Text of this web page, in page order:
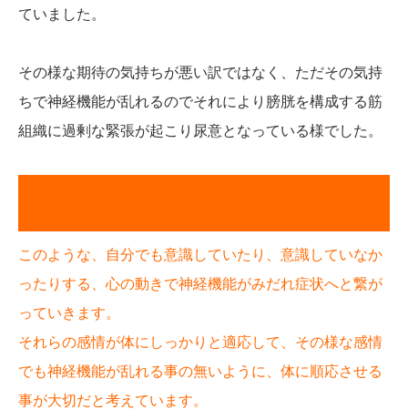
ていました。
その様な期待の気持ちが悪い訳ではなく、ただその気持
ちで神経機能が乱れるのでそれにより膀胱を構成する筋
組織に過剰な緊張が起こり尿意となっている様でした。
このような、自分でも意識していたり、意識していなか
ったりする、心の動きで神経機能がみだれ症状へと繋が
っていきます。
それらの感情が体にしっかりと適応して、その様な感情
でも神経機能が乱れる事の無いように、体に順応させる
事が大切だと考えています。